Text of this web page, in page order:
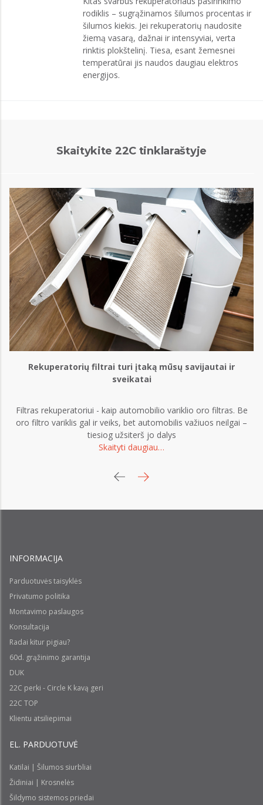
rodiklis – sugrąžinamos šilumos procentas ir
šilumos kiekis. Jei rekuperatorių naudosite
žiemą vasarą, dažnai ir intensyviai, verta
rinktis plokštelinį. Tiesa, esant žemesnei
temperatūrai jis naudos daugiau elektros
energijos.
Skaitykite 22C tinklaraštyje
Rekuperatorių filtrai turi įtaką mūsų savijautai ir
sveikatai
Filtras rekuperatoriui - kaip automobilio variklio oro filtras. Be
oro filtro variklis gal ir veiks, bet automobilis važiuos neilgai –
tiesiog užsiterš jo dalys
Skaityti daugiau…
INFORMACIJA
Parduotuvės taisyklės
Privatumo politika
Montavimo paslaugos
Konsultacija
Radai kitur pigiau?
60d. grąžinimo garantija
DUK
22C perki - Circle K kavą geri
22C TOP
Klientu atsiliepimai
EL. PARDUOTUVĖ
Katilai | Šilumos siurbliai
Židiniai | Krosnelės
Šildymo sistemos priedai